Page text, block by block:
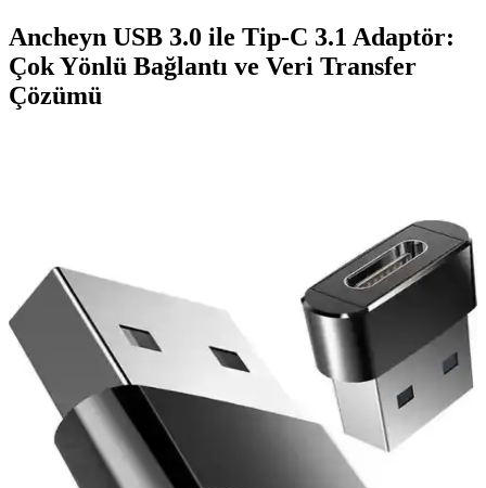
Ancheyn USB 3.0 ile Tip-C 3.1 Adaptör:
Çok Yönlü Bağlantı ve Veri Transfer
Çözümü